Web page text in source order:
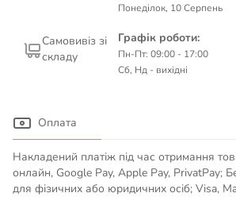
Понеділок, 10 Серпень
Самовивіз зі
складу
Графік роботи:
Пн-Пт: 09:00 - 17:00
Сб, Нд - вихідні
Оплата
Накладений платіж під час отримання
онлайн, Google Pay, Apple Pay, PrivatPay;
для фізичних або юридичних осіб; Visa,